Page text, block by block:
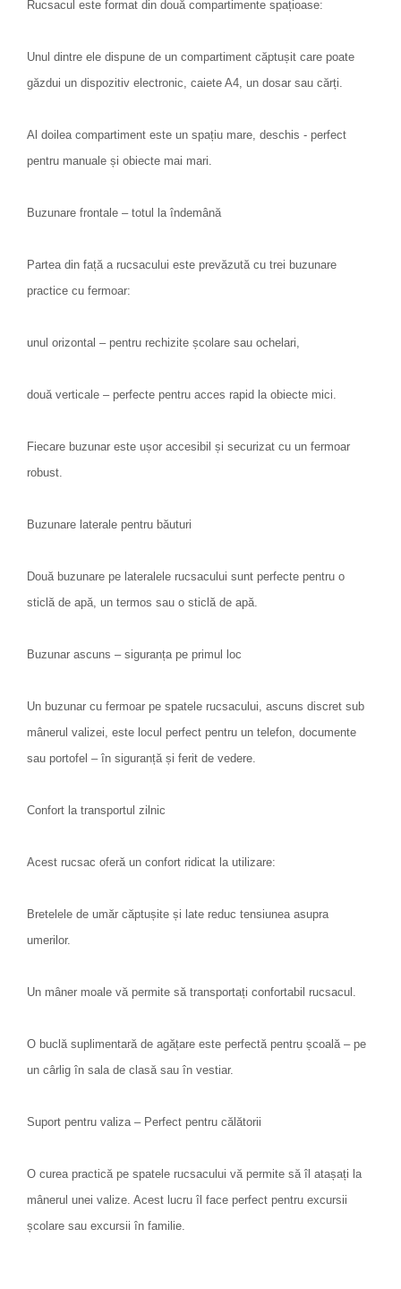
Rucsacul este format din două compartimente spațioase:
Unul dintre ele dispune de un compartiment căptușit care poate
găzdui un dispozitiv electronic, caiete A4, un dosar sau cărți.
Al doilea compartiment este un spațiu mare, deschis - perfect
pentru manuale și obiecte mai mari.
Buzunare frontale – totul la îndemână
Partea din față a rucsacului este prevăzută cu trei buzunare
practice cu fermoar:
unul orizontal – pentru rechizite școlare sau ochelari,
două verticale – perfecte pentru acces rapid la obiecte mici.
Fiecare buzunar este ușor accesibil și securizat cu un fermoar
robust.
Buzunare laterale pentru băuturi
Două buzunare pe lateralele rucsacului sunt perfecte pentru o
sticlă de apă, un termos sau o sticlă de apă.
Buzunar ascuns – siguranța pe primul loc
Un buzunar cu fermoar pe spatele rucsacului, ascuns discret sub
mânerul valizei, este locul perfect pentru un telefon, documente
sau portofel – în siguranță și ferit de vedere.
Confort la transportul zilnic
Acest rucsac oferă un confort ridicat la utilizare:
Bretelele de umăr căptușite și late reduc tensiunea asupra
umerilor.
Un mâner moale vă permite să transportați confortabil rucsacul.
O buclă suplimentară de agățare este perfectă pentru școală – pe
un cârlig în sala de clasă sau în vestiar.
Suport pentru valiza – Perfect pentru călătorii
O curea practică pe spatele rucsacului vă permite să îl atașați la
mânerul unei valize. Acest lucru îl face perfect pentru excursii
școlare sau excursii în familie.